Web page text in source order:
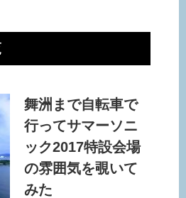
舞洲まで自転車で
行ってサマーソニ
ック2017特設会場
の雰囲気を覗いて
みた